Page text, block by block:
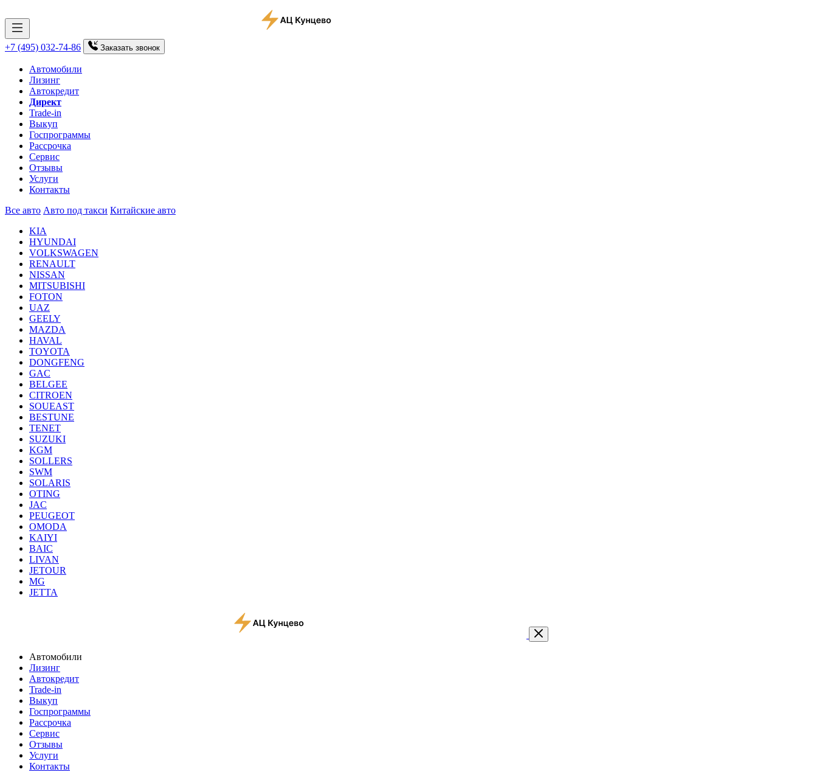
+7 (495) 032-74-86 Заказать звонок
Автомобили
Лизинг
Автокредит
Директ
Trade-in
Выкуп
Госпрограммы
Рассрочка
Сервис
Отзывы
Услуги
Контакты
Все авто Авто под такси Китайские авто
KIA
HYUNDAI
VOLKSWAGEN
RENAULT
NISSAN
MITSUBISHI
FOTON
UAZ
GEELY
MAZDA
HAVAL
TOYOTA
DONGFENG
GAC
BELGEE
CITROEN
SOUEAST
BESTUNE
TENET
SUZUKI
KGM
SOLLERS
SWM
SOLARIS
OTING
JAC
PEUGEOT
OMODA
KAIYI
BAIC
LIVAN
JETOUR
MG
JETTA
Автомобили
Лизинг
Автокредит
Trade-in
Выкуп
Госпрограммы
Рассрочка
Сервис
Отзывы
Услуги
Контакты